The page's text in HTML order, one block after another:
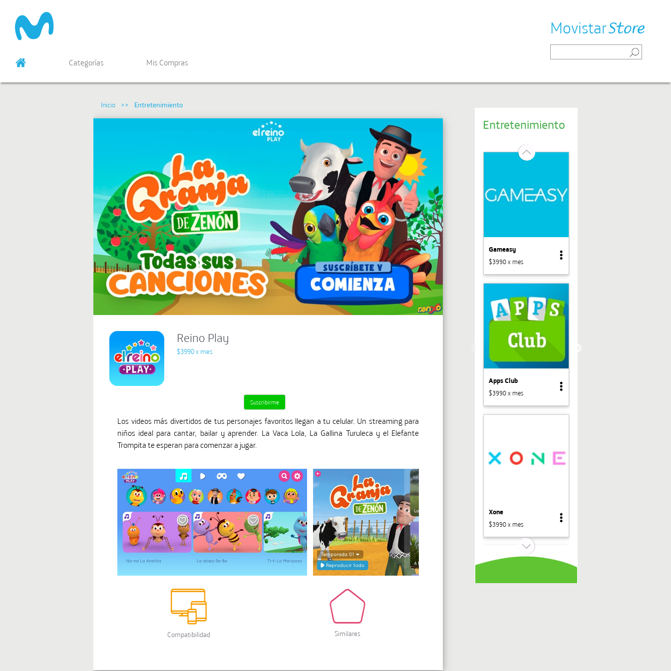
MovistarStore
Entretenimiento
Gameasy
$3990 x mes
Apps Club
$3990 x mes
Xone
$3990 x mes
Reino Play
$3990 x mes
Los videos más divertidos de tus personajes favoritos llegan a tu celular. Un streaming para
niños ideal para cantar, bailar y aprender. La Vaca Lola, La Gallina Turuleca y el Elefante
Trompita te esperan para comenzar a jugar.